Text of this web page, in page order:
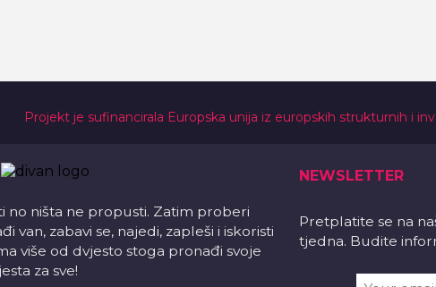
Projekt je sufinancirala Europska unija iz europskih strukturnih i
no ništa ne propusti. Zatim proberi
van, zabavi se, najedi, zapleši i iskoristi
više od dvjesto stoga pronađi svoje
za sve!
NEWSLETTER
Pretplatite se na
tjedna. Budite